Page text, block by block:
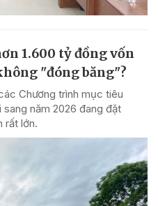
1.600 tỷ đồng vốn
"đóng băng"?
Chương trình mục tiêu
năm 2026 đang đặt
rất lớn.